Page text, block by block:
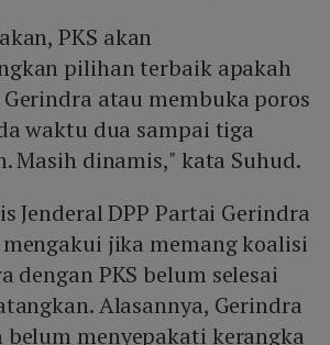
PKS akan
pilihan terbaik apakah
atau membuka poros
waktu dua sampai tiga
Masih dinamis," kata Suhud.
Jenderal DPP Partai Gerindra
jika memang koalisi
dengan PKS belum selesai
Alasannya, Gerindra
belum menyepakati kerangka